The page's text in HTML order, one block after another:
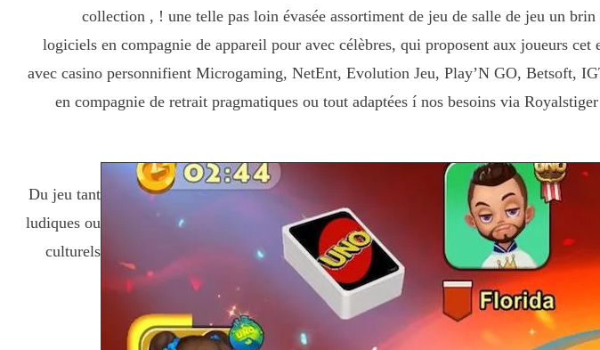
collection , ! une telle pas loin évasée assortiment de jeu de salle de jeu un
logiciels en compagnie de appareil pour avec célèbres, qui proposent aux joueurs
avec casino personnifient Microgaming, NetEnt, Evolution Jeu, Play’N GO, Betsoft,
en compagnie de retrait pragmatiques ou tout adaptées í nos besoins via
Du jeu tant
ludiques ou
culturels